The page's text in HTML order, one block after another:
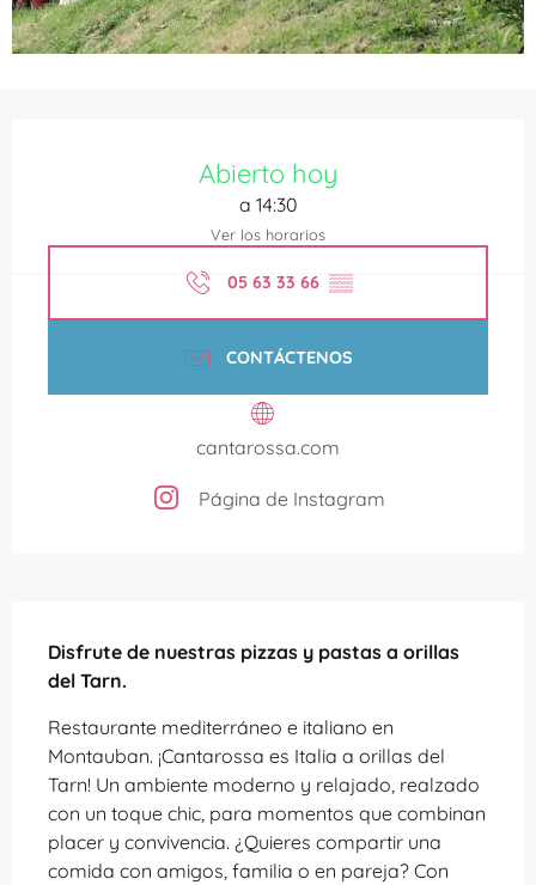
Abierto hoy
a 14:30
Ver los horarios
05 63 33 66 ▒▒
CONTÁCTENOS
cantarossa.com
Página de Instagram
Disfrute de nuestras pizzas y pastas a orillas
del Tarn.
Restaurante mediterráneo e italiano en
Montauban. ¡Cantarossa es Italia a orillas del
Tarn! Un ambiente moderno y relajado, realzado
con un toque chic, para momentos que combinan
placer y convivencia. ¿Quieres compartir una
comida con amigos, familia o en pareja? Con